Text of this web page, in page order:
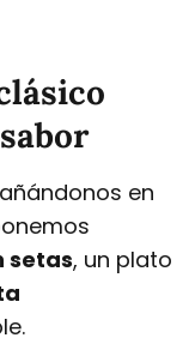
en
setas, un plato